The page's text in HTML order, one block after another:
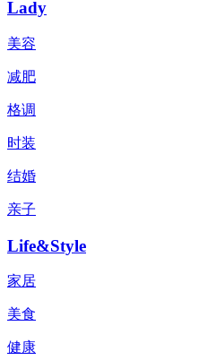
Lady
美容
减肥
格调
时装
结婚
亲子
Life&Style
家居
美食
健康